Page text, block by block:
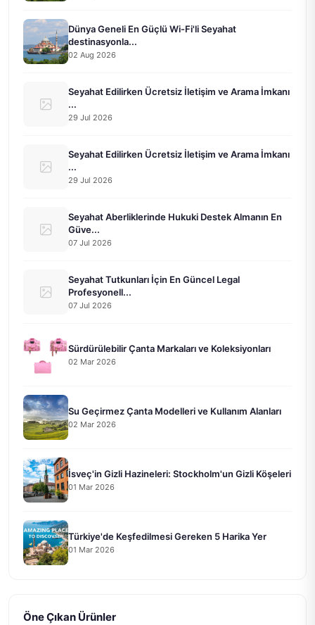
Dünya Geneli En Güçlü Wi-Fi'li Seyahat
destinasyonla...
02 Aug 2026
Seyahat Edilirken Ücretsiz İletişim ve Arama İmkanı
...
29 Jul 2026
Seyahat Edilirken Ücretsiz İletişim ve Arama İmkanı
...
29 Jul 2026
Seyahat Aberliklerinde Hukuki Destek Almanın En
Güve...
07 Jul 2026
Seyahat Tutkunları İçin En Güncel Legal
Profesyonell...
07 Jul 2026
Sürdürülebilir Çanta Markaları ve Koleksiyonları
02 Mar 2026
Su Geçirmez Çanta Modelleri ve Kullanım Alanları
02 Mar 2026
İsveç'in Gizli Hazineleri: Stockholm'un Gizli Köşeleri
01 Mar 2026
Türkiye'de Keşfedilmesi Gereken 5 Harika Yer
01 Mar 2026
Öne Çıkan Ürünler